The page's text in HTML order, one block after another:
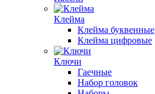
Клейма
Клейма буквенные
Клейма цифровые
Ключи
Гаечные
Набор головок